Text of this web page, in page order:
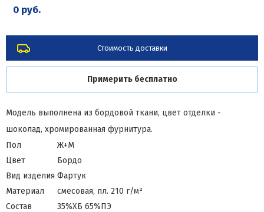
0 руб.
Стоимость доставки
Примерить бесплатно
Модель выполнена из бордовой ткани, цвет отделки -
шоколад, хромированная фурнитура.
Пол
Ж+М
Цвет
Бордо
Вид изделия Фартук
Материал
смесовая, пл. 210 г/м²
Состав
35%ХБ 65%ПЭ